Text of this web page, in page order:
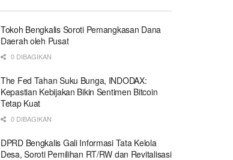
Tokoh Bengkalis Soroti Pemangkasan Dana
Daerah oleh Pusat
0 DIBAGIKAN
The Fed Tahan Suku Bunga, INDODAX:
Kepastian Kebijakan Bikin Sentimen Bitcoin
Tetap Kuat
0 DIBAGIKAN
DPRD Bengkalis Gali Informasi Tata Kelola
Desa, Soroti Pemilihan RT/RW dan Revitalisasi